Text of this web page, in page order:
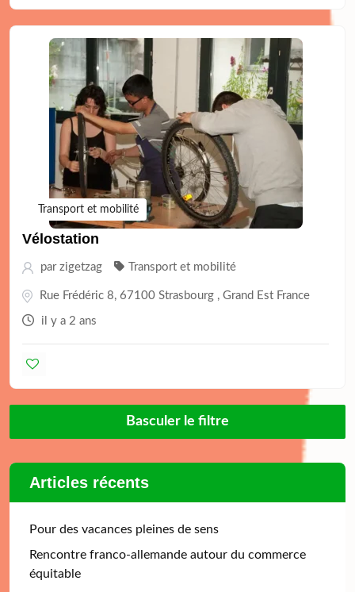
Transport et mobilité
Vélostation
par zigetzag Transport et mobilité
Rue Frédéric 8, 67100 Strasbourg , Grand Est France
il y a 2 ans
Basculer le filtre
Articles récents
Pour des vacances pleines de sens
Rencontre franco-allemande autour du commerce
équitable